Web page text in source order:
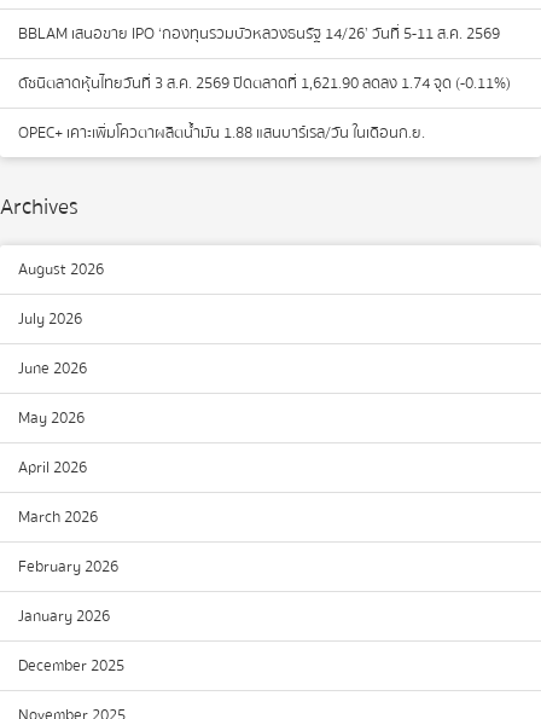
BBLAM เสนอขาย IPO ‘กองทุนรวมบัวหลวงธนรัฐ 14/26’ วันที่ 5-11 ส.ค. 2569
ดัชนีตลาดหุ้นไทยวันที่ 3 ส.ค. 2569 ปิดตลาดที่ 1,621.90 ลดลง 1.74 จุด (-0.11%)
OPEC+ เคาะเพิ่มโควตาผลิตน้ำมัน 1.88 แสนบาร์เรล/วัน ในเดือนก.ย.
Archives
August 2026
July 2026
June 2026
May 2026
April 2026
March 2026
February 2026
January 2026
December 2025